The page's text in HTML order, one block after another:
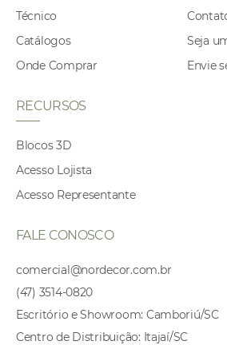
Técnico
Catálogos
Onde Comprar
Seja
Envie
RECURSOS
Blocos 3D
Acesso Lojista
Acesso Representante
FALE CONOSCO
comercial@nordecor.com.br
(47) 3514-0820
Escritório e Showroom: Camboriú/SC
Centro de Distribuição: Itajaí/SC